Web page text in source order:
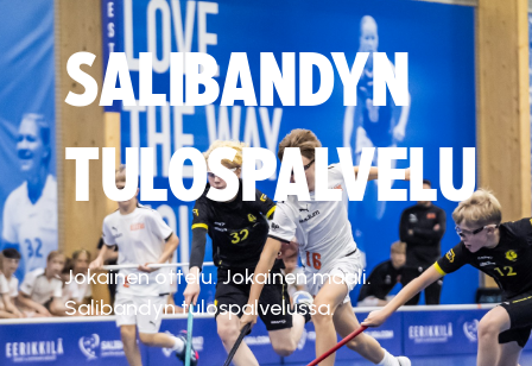
SALIBANDYN
TULOSPALVELU
Jokainen ottelu. Jokainen maali.
Salibandyn tulospalvelussa.